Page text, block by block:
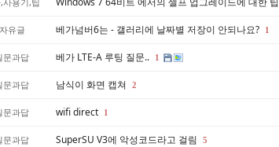
자유글 베가넘버6는 - 갤러리에 날짜별 저장이 안되나요? 1
문과답 베가 LTE-A 루팅 질문.. 1
문과답 남식이 화면 캡쳐 2
문과답 wifi direct 1
문과답 SuperSU V3에 악성코드라고 걸림 5